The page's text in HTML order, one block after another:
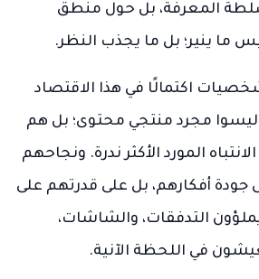
المعرفة، بل حول منطق
ما ينير؛ بل ما يجذب النظر.
اكتمالًا في هذا الاقتصاد
ليسوا مجرد منتجي محتوى؛ بل هم
المورد الأكثر ندرة. ونجاحهم
جودة أفكارهم، بل على قدرتهم على
التدفقات، والشاشات،
في اللحظة الآنية.